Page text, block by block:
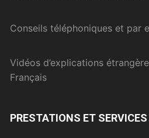
Conseils téléphoniques et par
Vidéos d’explications
Français
PRESTATIONS ET SERVICES